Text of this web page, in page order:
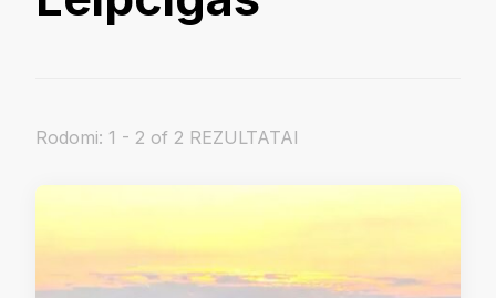
Rodomi: 1 - 2 of 2 REZULTATAI